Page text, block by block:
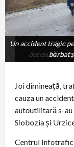
Un accident
decesul unui
Un accident tragic
bărbat
Joi dimineață,
cauza un
autoutilitară s-
Slobozia și
Centrul Infotrafic